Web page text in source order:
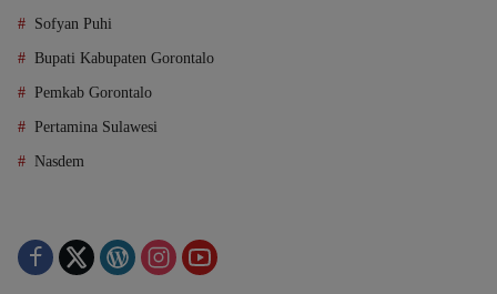
Sofyan Puhi
Bupati Kabupaten Gorontalo
Pemkab Gorontalo
Pertamina Sulawesi
Nasdem